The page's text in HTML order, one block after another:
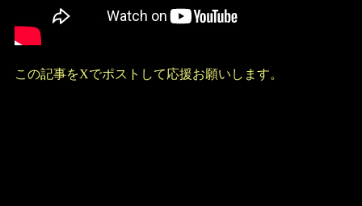
この記事をXでポストして応援お願いします。